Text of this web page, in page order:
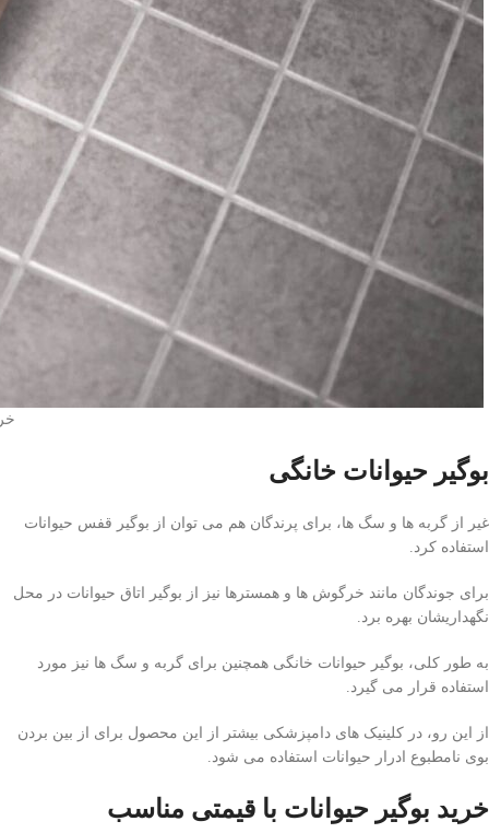
بوگیر حیوانات خانگی
غیر از گربه ها و سگ ها، برای پرندگان هم می توان از بوگیر قفس حیوانات
استفاده کرد.
برای جوندگان مانند خرگوش ها و همسترها نیز از بوگیر اتاق حیوانات در محل
نگهداریشان بهره برد.
به طور کلی، بوگیر حیوانات خانگی همچنین برای گربه و سگ ها نیز مورد
استفاده قرار می گیرد.
از این رو، در کلینیک های دامپزشکی بیشتر از این محصول برای از بین بردن
بوی نامطبوع ادرار حیوانات استفاده می شود.
خرید بوگیر حیوانات با قیمتی مناسب